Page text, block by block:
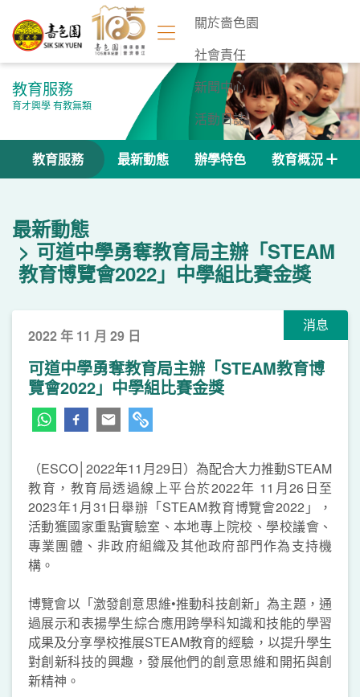
關於嗇色園
社會責任
新聞中心
活動日誌
聯絡我們
教育服務
育才興學 有教無類
教育服務 最新動態 辦學特色 教育概況
最新動態
可道中學勇奪教育局主辦「STEAM
教育博覽會2022」中學組比賽金獎
消息
2022 年 11 月 29 日
可道中學勇奪教育局主辦「STEAM教育博
覽會2022」中學組比賽金獎
（ESCO│2022年11月29日）為配合大力推動STEAM
教育，教育局透過線上平台於2022年 11月26日至
2023年1月31日舉辦「STEAM教育博覽會2022」，
活動獲國家重點實驗室、本地專上院校、學校議會、
專業團體、非政府組織及其他政府部門作為支持機
構。
博覽會以「激發創意思維•推動科技創新」為主題，通
過展示和表揚學生綜合應用跨學科知識和技能的學習
成果及分享學校推展STEAM教育的經驗，以提升學生
對創新科技的興趣，發展他們的創意思維和開拓與創
新精神。